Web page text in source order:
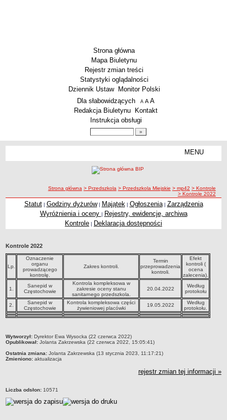
Strona główna
Mapa Biuletynu
Rejestr zmian treści
Statystyki oglądalności
Dziennik Ustaw
Monitor Polski
Menu dodatkowe
Dla słabowidzących A pomniejsz czcionkę
A standardowy rozmiar czcionki
A
Redakcja Biuletynu
Kontakt
Instrukcja obsługi
MENU
Zespoły Szkół
Techniczne Zakłady Naukowe
ARCHIWUM SZKÓŁ I PLACÓWEK
Zlikwidowane gimnazja
Przekształcone szkoły i placówki
Wielofunkcyjna Placówka
SPECJALNE OŚRODKI SZKOLNO-WYCHOWAWCZE
Specjalny Ośrodek nr 1
BURSA MIEJSKA
Dane podstawowe
Statut
Ogłoszenie
ścieżka nawigacji
Strona główna > Przedszkola > Przedszkola Miejskie > mp42 > Kontrole
> Kontrole 2022
Statut| Godziny dyżurów| Majątek | Ogłoszenia| Zarządzenia
Wyróżnienia i oceny | Rejestry, ewidencje, archiwa
Kontrole | Deklaracja dostępności
Kontrole 2022
Lp.
Oznaczenie
organu
prowadzącego
kontrolę.
Zakres kontroli.
Termin
przeprowadzenia
kontroli.
Efekt
kontroli (
ocena
zalecenia).
1.
Sanepid w
Częstochowie
Kontrola kompleksowa w
zakresie oceny stanu
sanitarnego przedszkola.
20.04.2022
Według
protokołu
2.
Sanepid w
Częstochowie
Kontrola kompleksowa części
żywieniowej placówki
19.05.2022
Według
protokołu.
metryczka
Wytworzył: Dyrektor Ewa Wysocka (22 czerwca 2022)
Opublikował: Jolanta Zakrzewska (22 czerwca 2022, 15:05:41)
Ostatnia zmiana: Jolanta Zakrzewska (13 stycznia 2023, 11:17:21)
Zmieniono: aktualizacja
rejestr zmian tej informacji »
Liczba odsłon: 10571